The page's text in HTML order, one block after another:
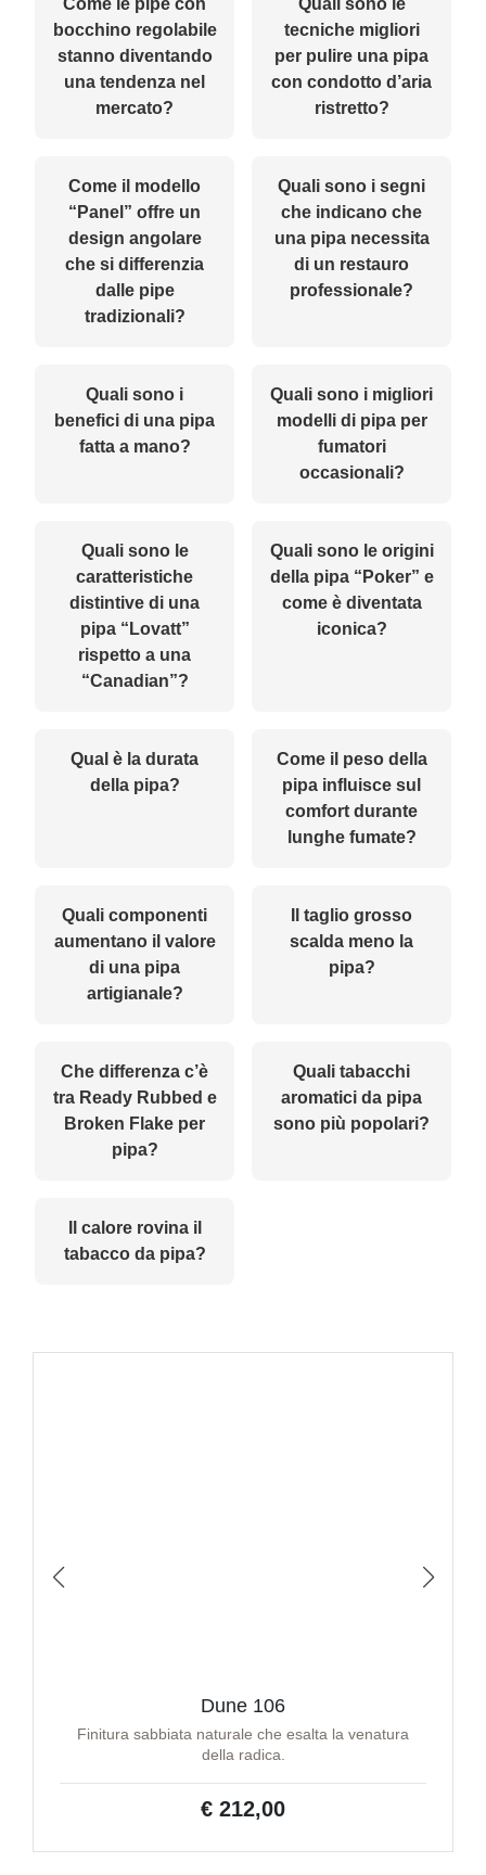
bocchino regolabile
stanno diventando
una tendenza nel
mercato?
tecniche migliori
per pulire una pipa
con condotto d’aria
ristretto?
Come il modello
“Panel” offre un
design angolare
che si differenzia
dalle pipe
tradizionali?
Quali sono i segni
che indicano che
una pipa necessita
di un restauro
professionale?
Quali sono i
benefici di una pipa
fatta a mano?
Quali sono i migliori
modelli di pipa per
fumatori
occasionali?
Quali sono le
caratteristiche
distintive di una
pipa “Lovatt”
rispetto a una
“Canadian”?
Quali sono le origini
della pipa “Poker” e
come è diventata
iconica?
Qual è la durata
della pipa?
Come il peso della
pipa influisce sul
comfort durante
lunghe fumate?
Quali componenti
aumentano il valore
di una pipa
artigianale?
Il taglio grosso
scalda meno la
pipa?
Che differenza c’è
tra Ready Rubbed e
Broken Flake per
pipa?
Quali tabacchi
aromatici da pipa
sono più popolari?
Il calore rovina il
tabacco da pipa?
Dune 106
Finitura sabbiata naturale che esalta la venatura
della radica.
€ 212,00